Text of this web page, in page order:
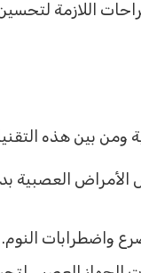
اللازمة
ومن بين هذه
العصبية
واضطرابات النوم.